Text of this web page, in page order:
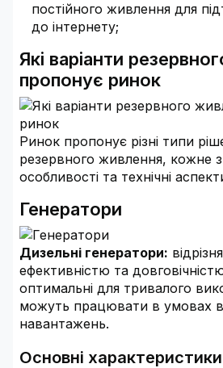
постійного живлення для
до інтернету;
Які варіанти
пропонує ринок
Ринок пропонує різні типи
резервного живлення, кожне
особливості та технічні
Генератори
Дизельні генератори:
ефективністю та
оптимальні для тривалого
можуть працювати в умовах
навантажень.
Основні